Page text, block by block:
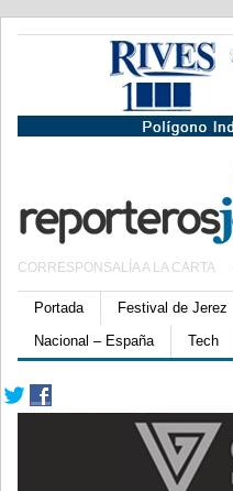
CORRESPONSALÍA A LA CARTA
Portada Festival de Jerez
Nacional – España
Tech